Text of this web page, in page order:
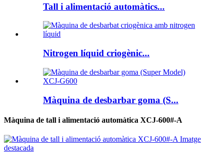
Tall i alimentació automàtics...
Nitrogen líquid criogènic...
Màquina de desbarbar goma (S...
Màquina de tall i alimentació automàtica XCJ-600#-A